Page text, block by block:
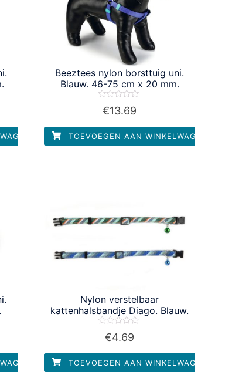
Beeztees nylon borsttuig uni.
Blauw. 46-75 cm x 20 mm.
Waardering
5
€13.69
TOEVOEGEN AAN WINKELWAGEN
Nylon verstelbaar
kattenhalsbandje Diago. Blauw.
Waardering
5
€4.69
TOEVOEGEN AAN WINKELWAGEN